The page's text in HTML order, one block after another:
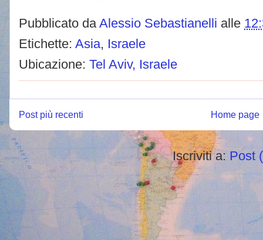
Pubblicato da Alessio Sebastianelli alle
Etichette: Asia, Israele
Ubicazione: Tel Aviv, Israele
Post più recenti Home page
Iscriviti a: Post